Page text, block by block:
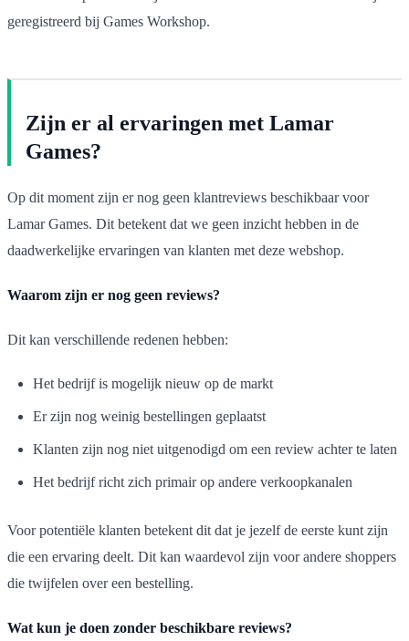
geregistreerd bij Games Workshop.
Zijn er al ervaringen met Lamar
Games?
Op dit moment zijn er nog geen klantreviews beschikbaar voor
Lamar Games. Dit betekent dat we geen inzicht hebben in de
daadwerkelijke ervaringen van klanten met deze webshop.
Waarom zijn er nog geen reviews?
Dit kan verschillende redenen hebben:
Het bedrijf is mogelijk nieuw op de markt
Er zijn nog weinig bestellingen geplaatst
Klanten zijn nog niet uitgenodigd om een review achter te laten
Het bedrijf richt zich primair op andere verkoopkanalen
Voor potentiële klanten betekent dit dat je jezelf de eerste kunt zijn
die een ervaring deelt. Dit kan waardevol zijn voor andere shoppers
die twijfelen over een bestelling.
Wat kun je doen zonder beschikbare reviews?